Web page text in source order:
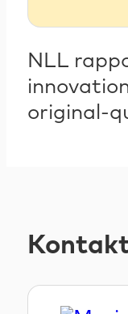
NLL
original-